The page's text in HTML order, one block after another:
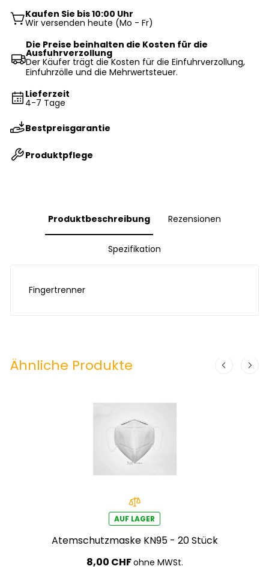
Kaufen Sie bis 10:00 Uhr
Wir versenden heute (Mo - Fr)
Die Preise beinhalten die Kosten für die
Ausfuhrverzollung
Der Käufer trägt die Kosten für die Einfuhrverzollung,
Einfuhrzölle und die Mehrwertsteuer.
Lieferzeit
4-7 Tage
Bestpreisgarantie
Produktpflege
Produktbeschreibung Rezensionen
Spezifikation
Fingertrenner
Ähnliche Produkte
AUF LAGER
Atemschutzmaske KN95 - 20 Stück
8,00 CHFohne MWSt.